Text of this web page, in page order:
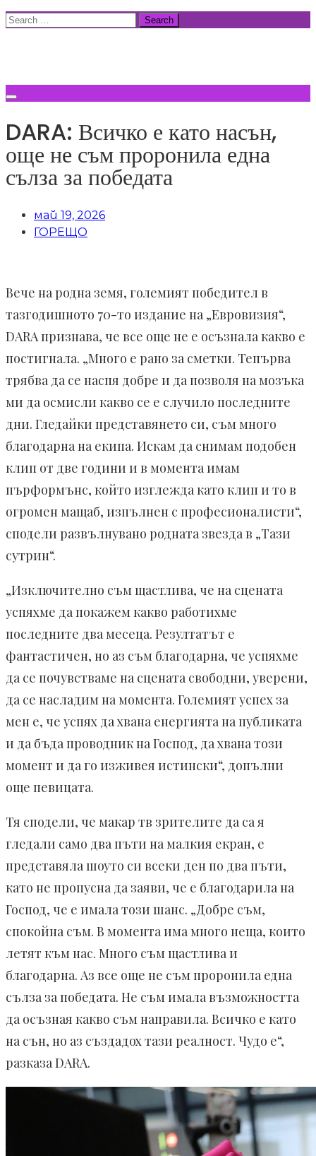
Skip
Search
DARA: Всичко е като насън,
още не съм проронила една
сълза за победата
май 19, 2026
ГОРЕЩО
Вече на родна земя, големият победител в
тазгодишното 70-то издание на „Евровизия“,
DARA признава, че все още не е осъзнала какво е
постигнала. „Много е рано за сметки. Тепърва
трябва да се наспя добре и да позволя на мозъка
ми да осмисли какво се е случило последните
дни. Гледайки представянето си, съм много
благодарна на екипа. Искам да снимам подобен
клип от две години и в момента имам
пърформънс, който изглежда като клип и то в
огромен мащаб, изпълнен с професионалисти“,
сподели развълнувано родната звезда в „Тази
сутрин“.
„Изключително съм щастлива, че на сцената
успяхме да покажем какво работихме
последните два месеца. Резултатът е
фантастичен, но аз съм благодарна, че успяхме
да се почувстваме на сцената свободни, уверени,
да се насладим на момента. Големият успех за
мен е, че успях да хвана енергията на публиката
и да бъда проводник на Господ, да хвана този
момент и да го изживея истински“, допълни
още певицата.
Тя сподели, че макар тв зрителите да са я
гледали само два пъти на малкия екран, е
представяла шоуто си всеки ден по два пъти,
като не пропусна да заяви, че е благодарила на
Господ, че е имала този шанс. „Добре съм,
спокойна съм. В момента има много неща, които
летят към нас. Много съм щастлива и
благодарна. Аз все още не съм проронила една
сълза за победата. Не съм имала възможността
да осъзная какво съм направила. Всичко е като
на сън, но аз създадох тази реалност. Чудо е“,
разказа DARA.